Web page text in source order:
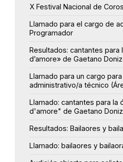
X Festival Nacional de
Llamado para el cargo de
Programador
Resultados: cantantes para
d’amore» de Gaetano
Llamado para un cargo
administrativo/a técnico
Llamado: cantantes para la
d'amore" de Gaetano
Resultados: Bailaores y
Llamado: bailaores y